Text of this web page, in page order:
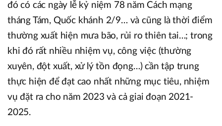
đó có các ngày lễ kỷ niệm 78 năm Cách mạng
tháng Tám, Quốc khánh 2/9… và cũng là thời điểm
thường xuất hiện mưa bão, rủi ro thiên tai…; trong
khi đó rất nhiều nhiệm vụ, công việc (thường
xuyên, đột xuất, xử lý tồn đọng…) cần tập trung
thực hiện để đạt cao nhất những mục tiêu, nhiệm
vụ đặt ra cho năm 2023 và cả giai đoạn 2021-
2025.